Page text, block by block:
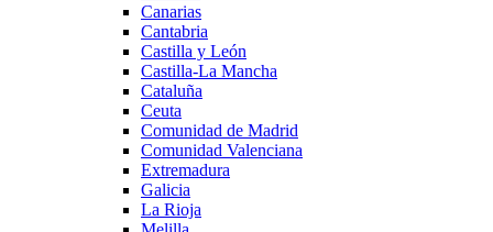
Canarias
Cantabria
Castilla y León
Castilla-La Mancha
Cataluña
Ceuta
Comunidad de Madrid
Comunidad Valenciana
Extremadura
Galicia
La Rioja